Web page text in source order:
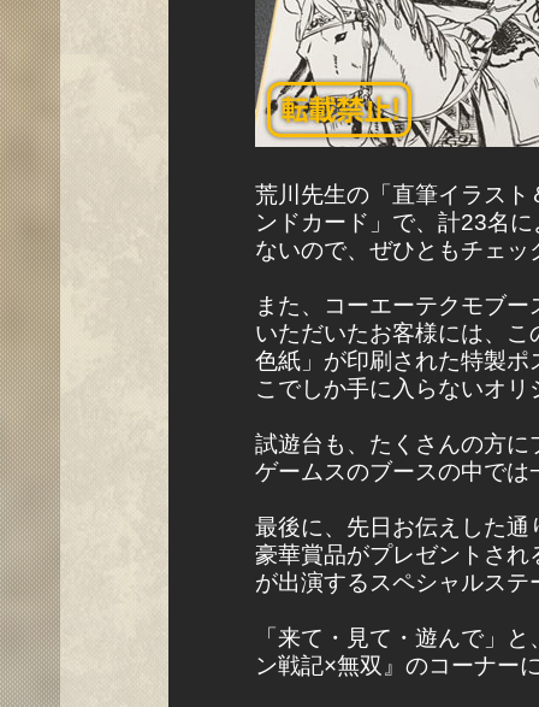
荒川先生の「直筆イラス
ンドカード」で、計23名
ないので、ぜひともチェッ
また、コーエーテクモブ
いただいたお客様には、
色紙」が印刷された特製
こでしか手に入らないオ
試遊台も、たくさんの方
ゲームスのブースの中で
最後に、先日お伝えした
豪華賞品がプレゼントさ
が出演するスペシャルス
「来て・見て・遊んで」
ン戦記×無双』のコーナー